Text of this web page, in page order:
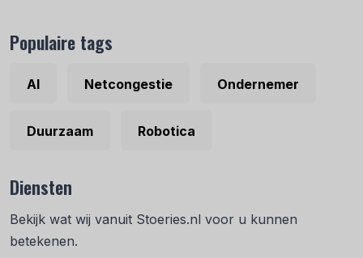
Populaire tags
AI Netcongestie Ondernemer
Duurzaam Robotica
Diensten
Bekijk wat wij vanuit Stoeries.nl voor u kunnen
betekenen.